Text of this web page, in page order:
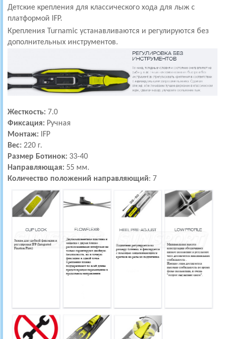
Детские крепления для классического хода для лыж с
платформой IFP.
Крепления Turnamic устанавливаются и регулируются без
дополнительных инструментов.
Жесткость: 7.0
Фиксация: Ручная
Монтаж: IFP
Вес: 220 г.
Размер Ботинок: 33-40
Направляющая: 55 мм.
Количество положений направляющий: 7